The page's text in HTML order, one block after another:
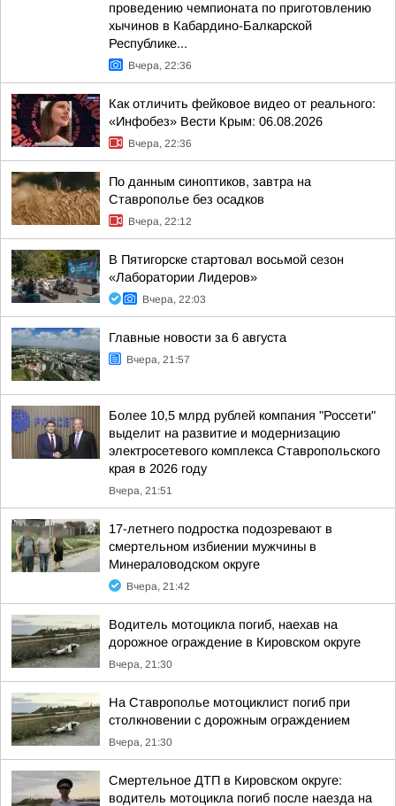
проведению чемпионата по приготовлению
хычинов в Кабардино-Балкарской
Республике...
Вчера, 22:36
Как отличить фейковое видео от реального:
«Инфобез» Вести Крым: 06.08.2026
Вчера, 22:36
По данным синоптиков, завтра на
Ставрополье без осадков
Вчера, 22:12
В Пятигорске стартовал восьмой сезон
«Лаборатории Лидеров»
Вчера, 22:03
Главные новости за 6 августа
Вчера, 21:57
Более 10,5 млрд рублей компания "Россети"
выделит на развитие и модернизацию
электросетевого комплекса Ставропольского
края в 2026 году
Вчера, 21:51
17-летнего подростка подозревают в
смертельном избиении мужчины в
Минераловодском округе
Вчера, 21:42
Водитель мотоцикла погиб, наехав на
дорожное ограждение в Кировском округе
Вчера, 21:30
На Ставрополье мотоциклист погиб при
столкновении с дорожным ограждением
Вчера, 21:30
Смертельное ДТП в Кировском округе:
водитель мотоцикла погиб после наезда на